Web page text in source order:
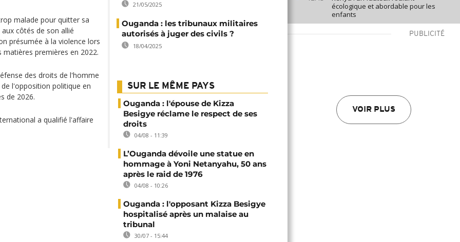
écologique et abordable pour les
enfants
PUBLICITÉ
VOIR PLUS
malade pour quitter sa
côtés de son allié
présumée à la violence lors
premières en 2022.
des droits de l'homme
l'opposition politique en
de 2026.
a qualifié l'affaire
21/05/2025
Ouganda : les tribunaux militaires
autorisés à juger des civils ?
18/04/2025
SUR LE MÊME PAYS
Ouganda : l'épouse de Kizza
Besigye réclame le respect de ses
droits
04/08 - 11:39
L’Ouganda dévoile une statue en
hommage à Yoni Netanyahu, 50 ans
après le raid de 1976
04/08 - 10:26
Ouganda : l'opposant Kizza Besigye
hospitalisé après un malaise au
tribunal
30/07 - 15:44